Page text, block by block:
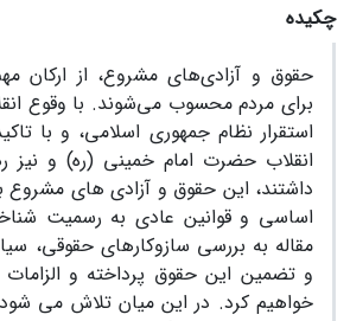
چکیده
حقوق و آزادی‌های مشروع، از ارکان
برای مردم محسوب می‌شوند. با وقوع
استقرار نظام جمهوری اسلامی، و با
انقلاب حضرت امام خمینی (ره) و نیز
داشتند، این حقوق و آزادی های
اساسی و قوانین عادی به رسمیت
مقاله به بررسی سازوکارهای حقوقی،
و تضمین این حقوق پرداخته و
خواهیم کرد. در این میان تلاش می